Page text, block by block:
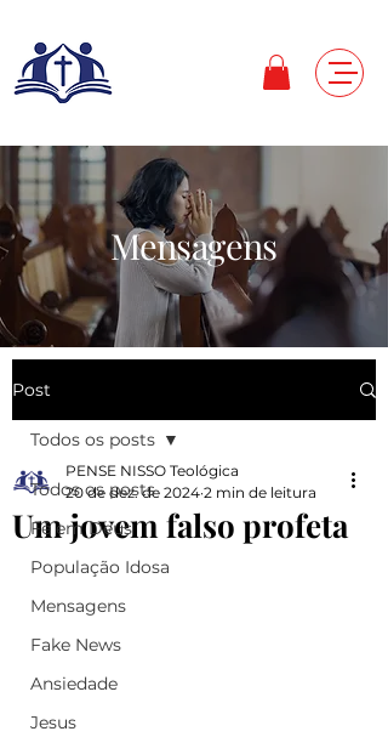
Mensagens
Post
Todos os posts
Fé em Deus
População Idosa
Mensagens
Fake News
Ansiedade
Jesus
Todos os posts
Um jovem falso profeta
PENSE NISSO Teológica
20 de dez. de 2024 2 min de leitura